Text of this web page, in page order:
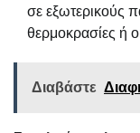
σε εξωτερικούς
θερμοκρασίες ή
Διαβάστε